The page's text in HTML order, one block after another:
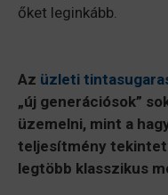
őket leginkább.
Az üzleti
„új generációsok”
üzemelni, mint a
teljesítmény
legtöbb klasszikus